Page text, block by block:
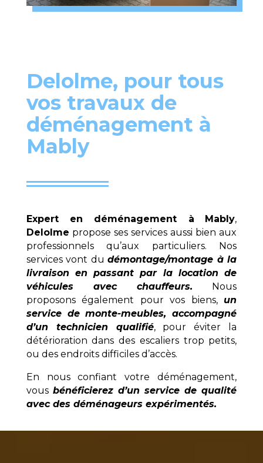
Delolme, pour tous
vos travaux de
déménagement à
Mably
Expert en déménagement à Mably,
Delolme propose ses services aussi bien aux
professionnels qu’aux particuliers. Nos
services vont dudémontage/montage à la
livraison en passant par la location de
véhicules avec chauffeurs. Nous
proposons également pour vos biens, un
service de monte-meubles, accompagné
d’un technicien qualifié, pour éviter la
détérioration dans des escaliers trop petits,
ou des endroits difficiles d’accès.
En nous confiant votre déménagement,
vous bénéficierez d’un service de qualité
avec des déménageurs expérimentés.